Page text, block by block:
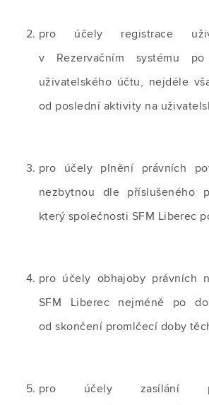
pro účely registrace
v Rezervačním systému
uživatelského účtu, nejdéle
od poslední aktivity na
pro účely plnění právních
nezbytnou dle příslušeného
který společnosti SFM Liberec
pro účely obhajoby právních
SFM Liberec nejméně po
od skončení promlčecí doby
pro účely zasílání